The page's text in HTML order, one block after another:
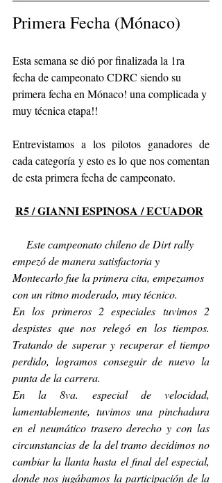
Primera Fecha (Mónaco)
Esta semana se dió por finalizada la 1ra
fecha de campeonato CDRC siendo su
primera fecha en Mónaco! una complicada y
muy técnica etapa!!
Entrevistamos a los pilotos ganadores de
cada categoría y esto es lo que nos comentan
de esta primera fecha de campeonato.
R5 / GIANNI ESPINOSA / ECUADOR
empezó de manera satisfactoria y
Montecarlo fue la primera cita, empezamos
con un ritmo moderado, muy técnico.
En los primeros 2 especiales tuvimos 2
despistes que nos relegó en los tiempos.
Tratando de superar y recuperar el tiempo
perdido, logramos conseguir de nuevo la
punta de la carrera.
En la 8va. especial de velocidad,
lamentablemente, tuvimos una pinchadura
en el neumático trasero derecho y con las
circunstancias de la del tramo decidimos no
cambiar la llanta hasta el final del especial,
donde nos jugábamos la participación de la